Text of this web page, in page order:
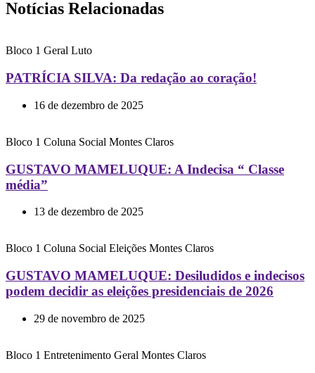
Notícias Relacionadas
Bloco 1 Geral Luto
PATRÍCIA SILVA: Da redação ao coração!
16 de dezembro de 2025
Bloco 1 Coluna Social Montes Claros
GUSTAVO MAMELUQUE: A Indecisa “ Classe
média”
13 de dezembro de 2025
Bloco 1 Coluna Social Eleições Montes Claros
GUSTAVO MAMELUQUE: Desiludidos e indecisos
podem decidir as eleições presidenciais de 2026
29 de novembro de 2025
Bloco 1 Entretenimento Geral Montes Claros